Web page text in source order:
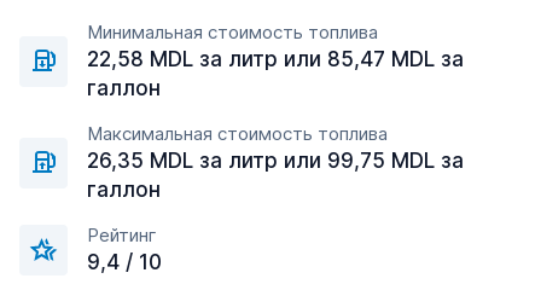
Минимальная стоимость топлива
22,58 MDL за литр или 85,47 MDL за
галлон
Максимальная стоимость топлива
26,35 MDL за литр или 99,75 MDL за
галлон
Рейтинг
9,4 / 10